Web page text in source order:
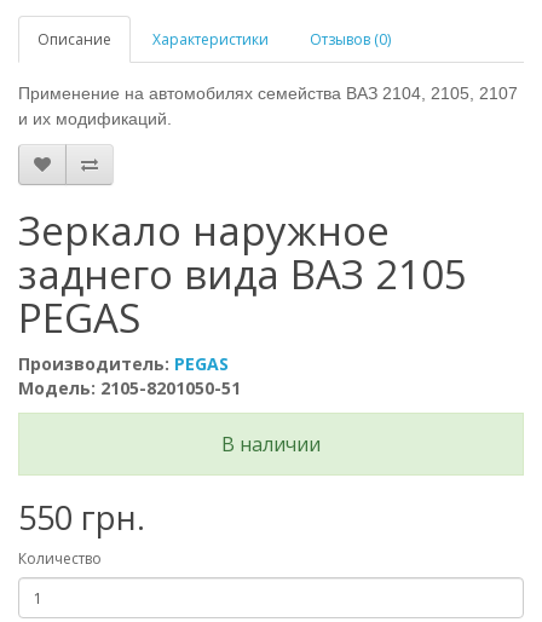
Описание Характеристики Отзывов (0)
Применение на автомобилях семейства ВАЗ 2104, 2105, 2107
и их модификаций.
Зеркало наружное
заднего вида ВАЗ 2105
PEGAS
Производитель: PEGAS
Модель: 2105-8201050-51
В наличии
550 грн.
Количество